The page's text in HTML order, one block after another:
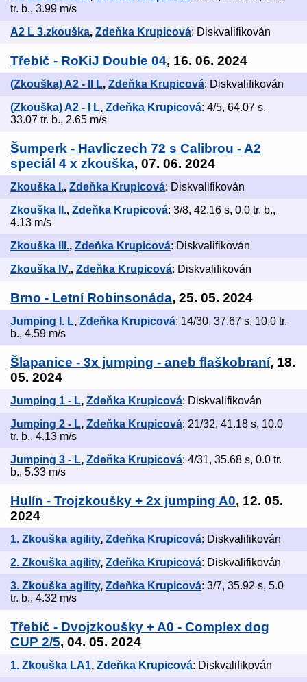
tr. b., 3.99 m/s
A2 L 3.zkouška, Zdeňka Krupicová: Diskvalifikován
Třebíč - RoKiJ Double 04, 16. 06. 2024
(Zkouška) A2 - II L, Zdeňka Krupicová: Diskvalifikován
(Zkouška) A2 - I L, Zdeňka Krupicová: 4/5, 64.07 s,
33.07 tr. b., 2.65 m/s
Šumperk - Havliczech 72 s Calibrou - A2
speciál 4 x zkouška, 07. 06. 2024
Zkouška I., Zdeňka Krupicová: Diskvalifikován
Zkouška II., Zdeňka Krupicová: 3/8, 42.16 s, 0.0 tr. b.,
4.13 m/s
Zkouška III., Zdeňka Krupicová: Diskvalifikován
Zkouška IV., Zdeňka Krupicová: Diskvalifikován
Brno - Letní Robinsonáda, 25. 05. 2024
Jumping I. L, Zdeňka Krupicová: 14/30, 37.67 s, 10.0 tr.
b., 4.59 m/s
Šlapanice - 3x jumping - aneb flaškobraní, 18.
05. 2024
Jumping 1 - L, Zdeňka Krupicová: Diskvalifikován
Jumping 2 - L, Zdeňka Krupicová: 21/32, 41.18 s, 10.0
tr. b., 4.13 m/s
Jumping 3 - L, Zdeňka Krupicová: 4/31, 35.68 s, 0.0 tr.
b., 5.33 m/s
Hulín - Trojzkoušky + 2x jumping A0, 12. 05.
2024
1. Zkouška agility, Zdeňka Krupicová: Diskvalifikován
2. Zkouška agility, Zdeňka Krupicová: Diskvalifikován
3. Zkouška agility, Zdeňka Krupicová: 3/7, 35.92 s, 5.0
tr. b., 4.32 m/s
Třebíč - Dvojzkoušky + A0 - Complex dog
CUP 2/5, 04. 05. 2024
1. Zkouška LA1, Zdeňka Krupicová: Diskvalifikován